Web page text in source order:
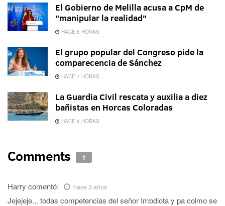
El Gobierno de Melilla acusa a CpM de
"manipular la realidad"
HACE 6 HORAS
El grupo popular del Congreso pide la
comparecencia de Sánchez
HACE 7 HORAS
La Guardia Civil rescata y auxilia a diez
bañistas en Horcas Coloradas
HACE 8 HORAS
Comments 1
Harry comentó: hace 3 años
Jejejeje... todas competencias del señor Imbdiota y pa colmo se